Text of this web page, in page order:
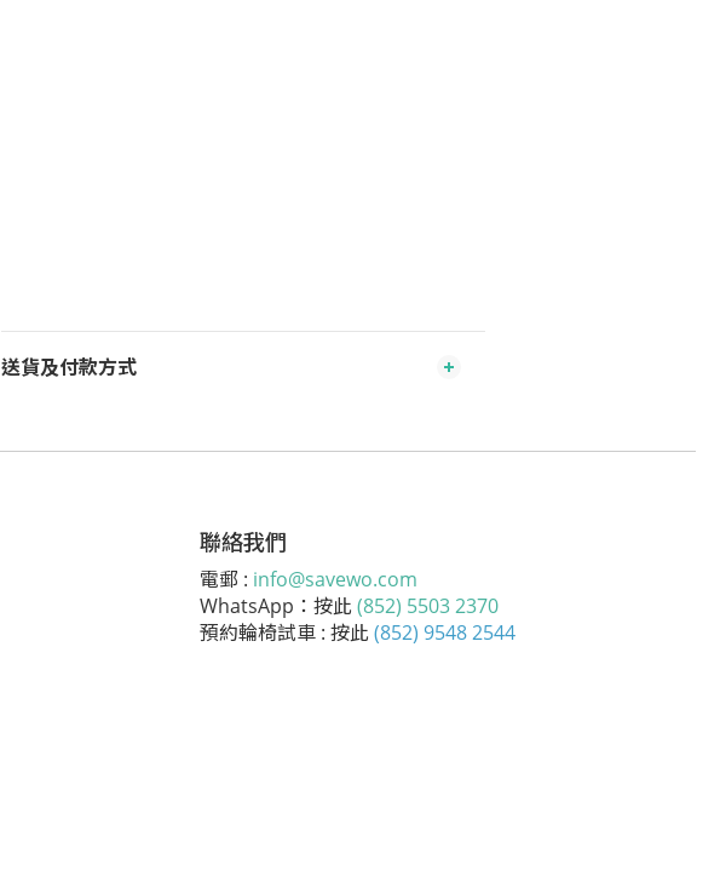
送貨及付款方式
聯絡我們
電郵 : info@savewo.com
WhatsApp：按此 (852) 5503 2370
預約輪椅試車 : 按此 (852) 9548 2544